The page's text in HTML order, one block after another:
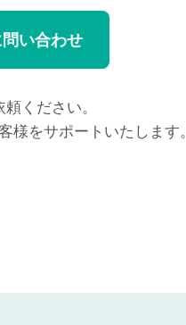
い合わせ
ください。
をサポートいたします。